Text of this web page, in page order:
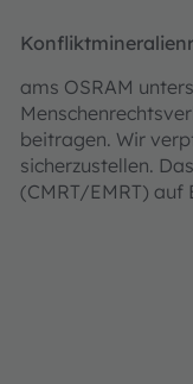
ams OSRAM
beitragen. Wir
sicherzustellen.
(CMRT/EMRT)